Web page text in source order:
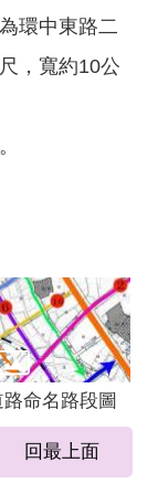
環中東路二
，寬約10公
路命名路段圖
回最上面